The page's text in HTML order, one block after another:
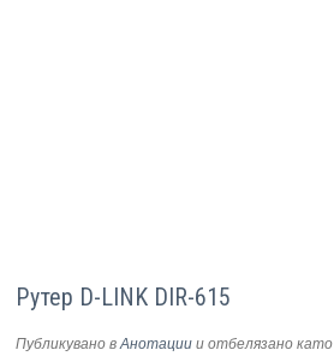
Рутер D-LINK DIR-615
Публикувано вАнотации и отбелязано